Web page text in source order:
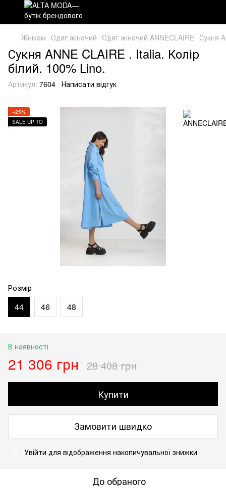
Жінкам Одяг жіночий Одяг жіночий ANNECLAIRE Сукня
Сукня ANNE CLAIRE . Italia. Колір
білий. 100% Lino.
Артикул: 7604 Написати відгук
−25%
SALE UP TO
Розмір
44 46 48
В наявності
21 306 грн 28 408 грн
Купити
Замовити швидко
Увійти для відображення накопичувальної знижки
До обраного